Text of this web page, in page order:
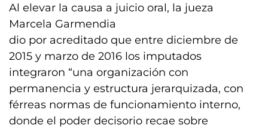
Al elevar la causa a juicio oral, la jueza
Marcela Garmendia
dio por acreditado que entre diciembre de
2015 y marzo de 2016 los imputados
integraron “una organización con
permanencia y estructura jerarquizada, con
férreas normas de funcionamiento interno,
donde el poder decisorio recae sobre